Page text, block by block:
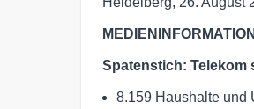
MEDIENINFORMATION
Spatenstich: Telekom
8.159 Haushalte und